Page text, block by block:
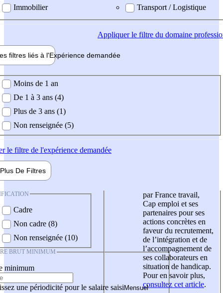
Immobilier
Transport / Logistique
Appliquerle filtre du domaine
filtres liés à l'Expérience demandée
demandée
Moins de 1 an
De 1 à 3 ans (4)
Plus de 3 ans (1)
Non renseignée (5)
le filtre de l'expérience demandée
Plus De Filtres
Cadre
Non cadre (8)
Non renseignée (10)
BRUT MINIMUM
minimum
une périodicité pour le salaire saisi
par France travail,
Cap emploi et ses
partenaires pour ses
actions concrètes en
faveur du recrutement,
de l’intégration et de
l’accompagnement de
ses collaborateurs en
situation de handicap.
Pour en savoir plus,
consultez cet article.